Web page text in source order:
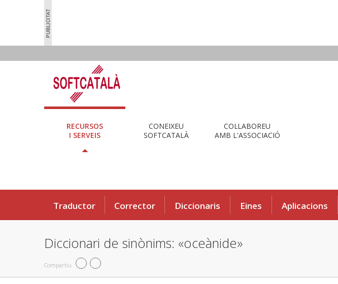
RECURSOS
I SERVEIS
CONEIXEU
SOFTCATALÀ
COL·LABOREU
AMB L'ASSOCIACIÓ
Traductor Corrector Diccionaris Eines Aplicacions
Diccionari de sinònims: «oceànide»
Compartiu